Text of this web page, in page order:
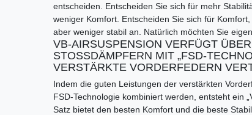
entscheiden. Entscheiden Sie sich für mehr
weniger Komfort. Entscheiden Sie sich für
aber weniger stabil an. Natürlich möchten Sie
VB-AIRSUSPENSION VERFÜGT
STOSSDÄMPFERN MIT „FSD-
VERSTÄRKTE VORDERFEDERN
Indem die guten Leistungen der verstärkten
FSD-Technologie kombiniert werden, entsteht ein
Satz bietet den besten Komfort und die beste